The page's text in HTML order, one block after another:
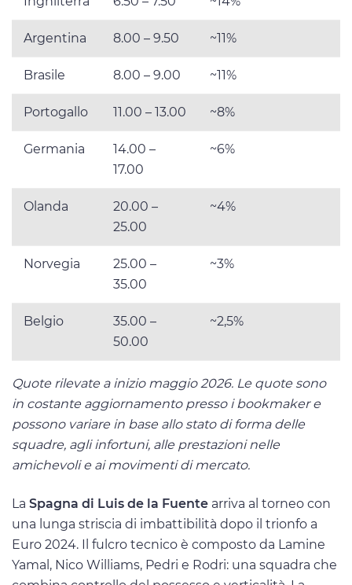
Argentina 8.00 – 9.50 ~11%
Brasile 8.00 – 9.00 ~11%
Portogallo 11.00 – 13.00 ~8%
Germania
14.00 –
17.00
~6%
Olanda
20.00 –
25.00
~4%
Norvegia
25.00 –
35.00
~3%
Belgio
35.00 –
50.00
~2,5%
Quote rilevate a inizio maggio 2026. Le quote sono
in costante aggiornamento presso i bookmaker e
possono variare in base allo stato di forma delle
squadre, agli infortuni, alle prestazioni nelle
amichevoli e ai movimenti di mercato.
La Spagna di Luis de la Fuente arriva al torneo con
una lunga striscia di imbattibilità dopo il trionfo a
Euro 2024. Il fulcro tecnico è composto da Lamine
Yamal, Nico Williams, Pedri e Rodri: una squadra che